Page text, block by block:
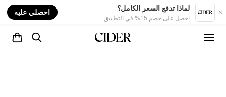
لماذا تدفع السعر الكامل؟
احصل على خصم 15% في التطبيق
احصلي عليه